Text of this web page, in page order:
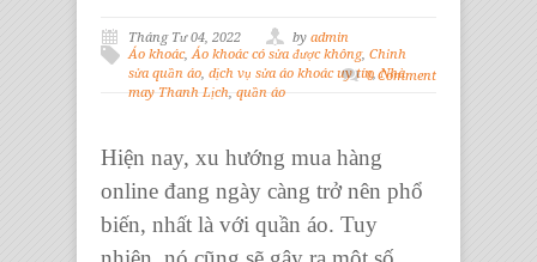
Tháng Tư 04, 2022 by admin
Áo khoác,Áo khoác có sửa được không, Chỉnh
sửa quần áo, dịch vụ sửa áo khoác uy tín,Nhà
may Thanh Lịch, quần áo
0 Comment
Hiện nay, xu hướng mua hàng
online đang ngày càng trở nên phổ
biến, nhất là với quần áo. Tuy